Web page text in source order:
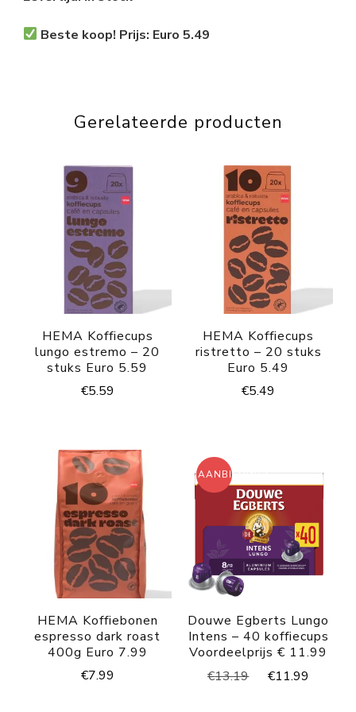
Beste koop! Prijs: Euro 5.49
Gerelateerde producten
HEMA Koffiecups
lungo estremo – 20
stuks Euro 5.59
€5.59
HEMA Koffiecups
ristretto – 20 stuks
Euro 5.49
€5.49
HEMA Koffiebonen
espresso dark roast
400g Euro 7.99
€7.99
AANBIEDING!
Douwe Egberts Lungo
Intens – 40 koffiecups
Voordeelprijs € 11.99
€13.19
Oorspronkelijke
€11.99